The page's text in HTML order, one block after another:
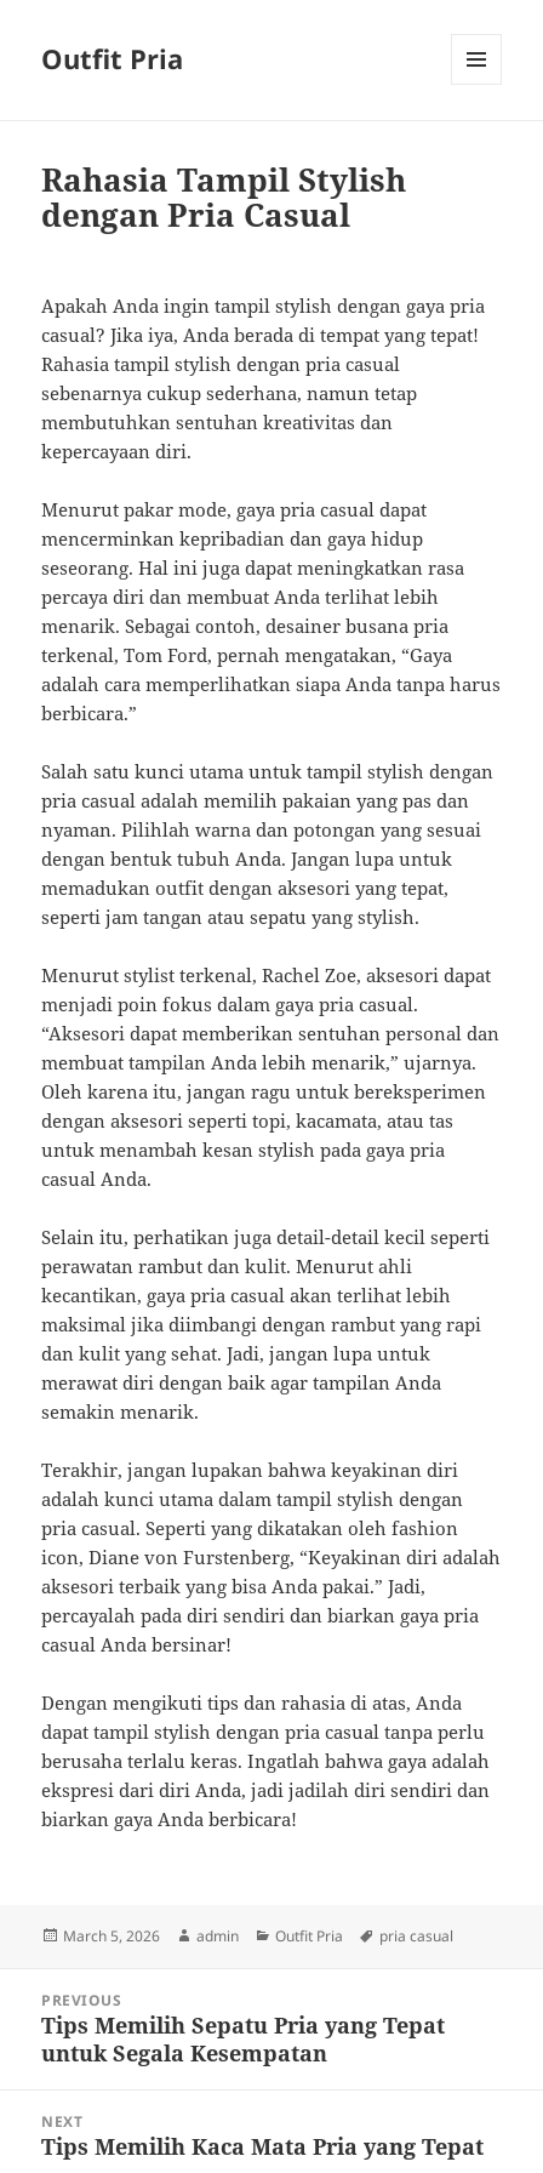
Outfit Pria
Rahasia Tampil Stylish
dengan Pria Casual
Apakah Anda ingin tampil stylish dengan gaya pria
casual? Jika iya, Anda berada di tempat yang tepat!
Rahasia tampil stylish dengan pria casual
sebenarnya cukup sederhana, namun tetap
membutuhkan sentuhan kreativitas dan
kepercayaan diri.
Menurut pakar mode, gaya pria casual dapat
mencerminkan kepribadian dan gaya hidup
seseorang. Hal ini juga dapat meningkatkan rasa
percaya diri dan membuat Anda terlihat lebih
menarik. Sebagai contoh, desainer busana pria
terkenal, Tom Ford, pernah mengatakan, “Gaya
adalah cara memperlihatkan siapa Anda tanpa harus
berbicara.”
Salah satu kunci utama untuk tampil stylish dengan
pria casual adalah memilih pakaian yang pas dan
nyaman. Pilihlah warna dan potongan yang sesuai
dengan bentuk tubuh Anda. Jangan lupa untuk
memadukan outfit dengan aksesori yang tepat,
seperti jam tangan atau sepatu yang stylish.
Menurut stylist terkenal, Rachel Zoe, aksesori dapat
menjadi poin fokus dalam gaya pria casual.
“Aksesori dapat memberikan sentuhan personal dan
membuat tampilan Anda lebih menarik,” ujarnya.
Oleh karena itu, jangan ragu untuk bereksperimen
dengan aksesori seperti topi, kacamata, atau tas
untuk menambah kesan stylish pada gaya pria
casual Anda.
Selain itu, perhatikan juga detail-detail kecil seperti
perawatan rambut dan kulit. Menurut ahli
kecantikan, gaya pria casual akan terlihat lebih
maksimal jika diimbangi dengan rambut yang rapi
dan kulit yang sehat. Jadi, jangan lupa untuk
merawat diri dengan baik agar tampilan Anda
semakin menarik.
Terakhir, jangan lupakan bahwa keyakinan diri
adalah kunci utama dalam tampil stylish dengan
pria casual. Seperti yang dikatakan oleh fashion
icon, Diane von Furstenberg, “Keyakinan diri adalah
aksesori terbaik yang bisa Anda pakai.” Jadi,
percayalah pada diri sendiri dan biarkan gaya pria
casual Anda bersinar!
Dengan mengikuti tips dan rahasia di atas, Anda
dapat tampil stylish dengan pria casual tanpa perlu
berusaha terlalu keras. Ingatlah bahwa gaya adalah
ekspresi dari diri Anda, jadi jadilah diri sendiri dan
biarkan gaya Anda berbicara!
Posted
March 5, 2026 Author
admin Categories
Outfit Pria Tags
pria casual
navigation
PREVIOUS
Previous
post:
Tips Memilih Sepatu Pria yang Tepat
untuk Segala Kesempatan
NEXT
Next
Tips Memilih Kaca Mata Pria yang Tepat